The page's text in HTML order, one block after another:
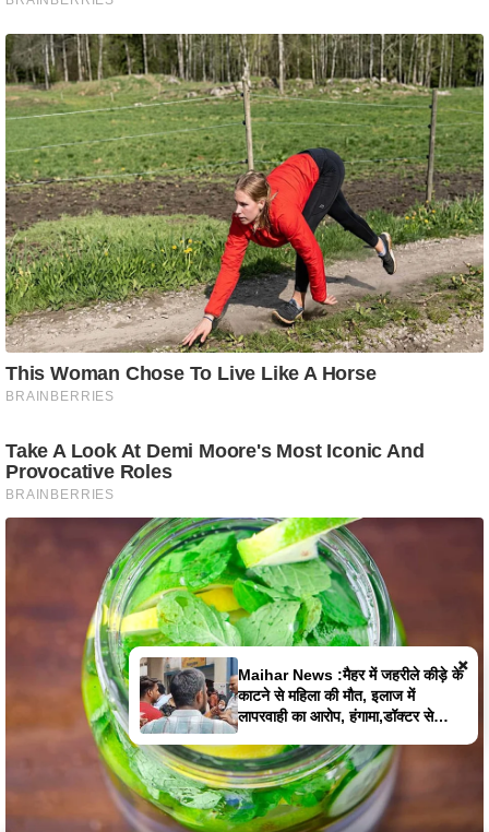
×
Maihar News :मैहर में जहरीले कीड़े के
काटने से महिला की मौत, इलाज में
लापरवाही का आरोप, हंगामा,डॉक्टर से